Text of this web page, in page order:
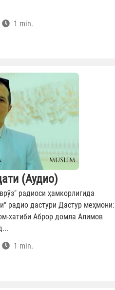
1 min.
(Аудио)
радиоси ҳамкорлигида
радио дастури Дастур меҳмони:
хатиби Aброр домла Aлимов
1 min.